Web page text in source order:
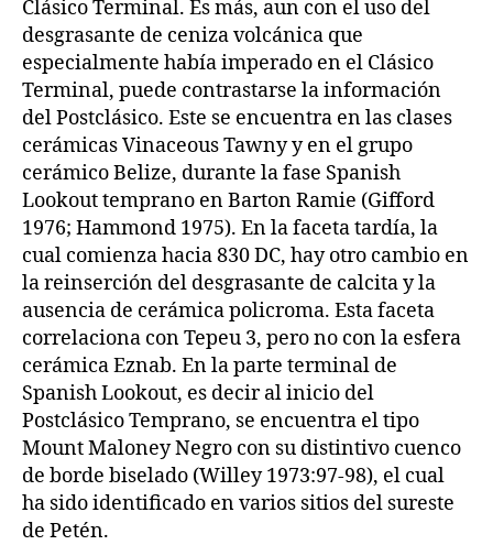
Clásico Terminal. Es más, aun con el uso del
desgrasante de ceniza volcánica que
especialmente había imperado en el Clásico
Terminal, puede contrastarse la información
del Postclásico. Este se encuentra en las clases
cerámicas Vinaceous Tawny y en el grupo
cerámico Belize, durante la fase Spanish
Lookout temprano en Barton Ramie (Gifford
1976; Hammond 1975). En la faceta tardía, la
cual comienza hacia 830 DC, hay otro cambio en
la reinserción del desgrasante de calcita y la
ausencia de cerámica policroma. Esta faceta
correlaciona con Tepeu 3, pero no con la esfera
cerámica Eznab. En la parte terminal de
Spanish Lookout, es decir al inicio del
Postclásico Temprano, se encuentra el tipo
Mount Maloney Negro con su distintivo cuenco
de borde biselado (Willey 1973:97-98), el cual
ha sido identificado en varios sitios del sureste
de Petén.